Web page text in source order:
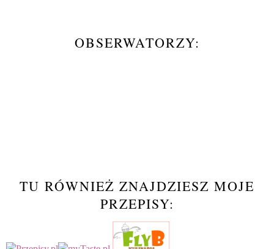
OBSERWATORZY:
TU RÓWNIEŻ ZNAJDZIESZ MOJE
PRZEPISY: